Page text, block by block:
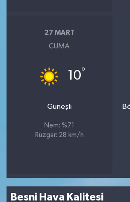
27 MART
CUMA
10°
Güneşli
Nem: %71
Rüzgar: 28 km/h
Besni Hava Kalitesi